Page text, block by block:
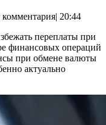
| 20:44
переплаты при
финансовых операций
при обмене валюты
актуально